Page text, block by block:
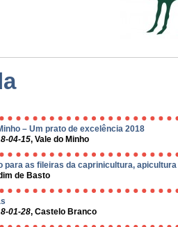
– Um prato de excelência 2018
04-15, Vale do Minho
para as fileiras da caprinicultura,
de Basto
01-28, Castelo Branco